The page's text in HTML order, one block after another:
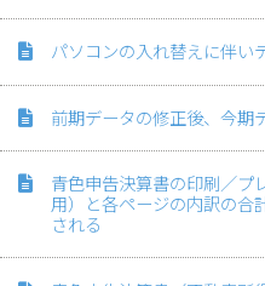
パソコンの入れ替えに伴い
前期データの修正後、今期
青色申告決算書の印刷／プ
用）と各ページの内訳の合
される